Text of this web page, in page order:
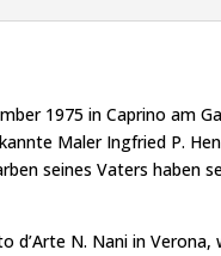
1975 in Caprino am
Maler Ingfried P.
seines Vaters haben
d’Arte N. Nani in Verona,